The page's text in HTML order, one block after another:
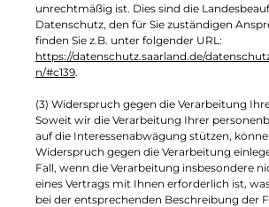
unrechtmäßig ist. Dies sind die
Datenschutz, den für Sie zuständigen
finden Sie z.B. unter folgender URL:
https://datenschutz.saarland.de/
n/#c139.
(3) Widerspruch gegen die Verarbeitung
Soweit wir die Verarbeitung Ihrer
auf die Interessenabwägung stützen,
Widerspruch gegen die Verarbeitung
Fall, wenn die Verarbeitung insbesondere
eines Vertrags mit Ihnen erforderlich ist,
bei der entsprechenden Beschreibung der